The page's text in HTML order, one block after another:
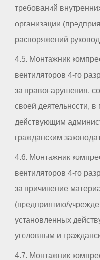
требований
организации
распоряжений
4.5. Монтажник
вентиляторов 4-го
за правонарушения,
своей деятельности,
действующим
гражданским
4.6. Монтажник
вентиляторов 4-го
за причинение
(предприятию/
установленных
уголовным и
4.7. Монтажник